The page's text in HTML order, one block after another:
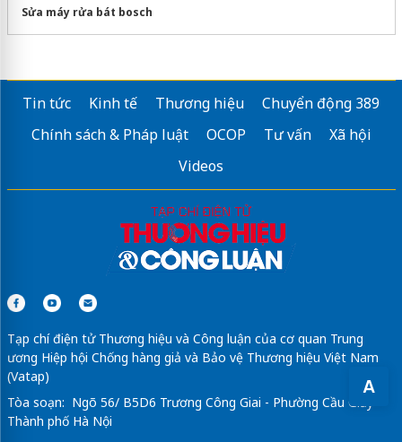
A
Sửa máy rửa bát bosch
Tin tức Kinh tế Thương hiệu
Chuyển động 389
Chính sách & Pháp luật
OCOP Tư vấn
Xã hội
Videos
Tạp chí điện tử Thương hiệu và Công luận của cơ quan Trung
ương Hiệp hội Chống hàng giả và Bảo vệ Thương hiệu Việt Nam
(Vatap)
Tòa soạn: Ngõ 56/ B5D6 Trương Công Giai - Phường Cầu Giấy -
Thành phố Hà Nội